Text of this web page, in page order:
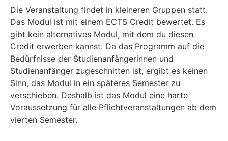
Die Veranstaltung findet in kleineren Gruppen statt.
Das Modul ist mit einem ECTS Credit bewertet. Es
gibt kein alternatives Modul, mit dem du diesen
Credit erwerben kannst. Da das Programm auf die
Bedürfnisse der Studienanfängerinnen und
Studienanfänger zugeschnitten ist, ergibt es keinen
Sinn, das Modul in ein späteres Semester zu
verschieben. Deshalb ist das Modul eine harte
Voraussetzung für alle Pflichtveranstaltungen ab dem
vierten Semester.